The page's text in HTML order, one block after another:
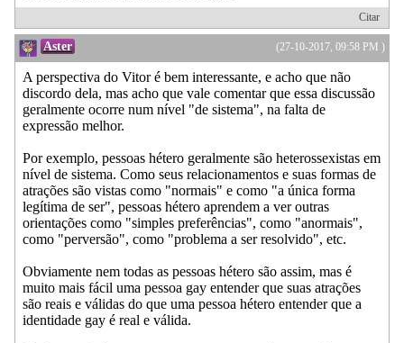
Citar
(27-10-2017, 09:58 PM )
Aster
A perspectiva do Vitor é bem interessante, e acho que não
discordo dela, mas acho que vale comentar que essa discussão
geralmente ocorre num nível "de sistema", na falta de
expressão melhor.
Por exemplo, pessoas hétero geralmente são heterossexistas em
nível de sistema. Como seus relacionamentos e suas formas de
atrações são vistas como "normais" e como "a única forma
legítima de ser", pessoas hétero aprendem a ver outras
orientações como "simples preferências", como "anormais",
como "perversão", como "problema a ser resolvido", etc.
Obviamente nem todas as pessoas hétero são assim, mas é
muito mais fácil uma pessoa gay entender que suas atrações
são reais e válidas do que uma pessoa hétero entender que a
identidade gay é real e válida.